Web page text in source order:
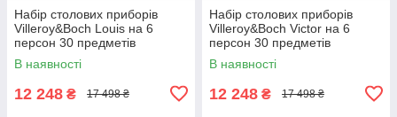
Набір столових приборів
Villeroy&Boch Louis на 6
персон 30 предметів
1264089057
В наявності
12 248 ₴ 17 498 ₴
Набір столових приборів
Villeroy&Boch Victor на 6
персон 30 предметів
1263509057
В наявності
12 248 ₴ 17 498 ₴